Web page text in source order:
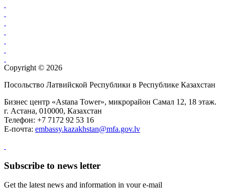
Copyright © 2026
Посольство Латвийской Республики в Республике Казахстан
Бизнес центр «Astana Tower», микрорайон Самал 12, 18 этаж.
г. Астана, 010000, Казахстан
Телефон: +7 7172 92 53 16
Е-почта: embassy.kazakhstan@mfa.gov.lv
Subscribe to news letter
Get the latest news and information in your e-mail